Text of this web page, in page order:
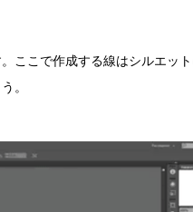
ここで作成する線はシルエッ
。